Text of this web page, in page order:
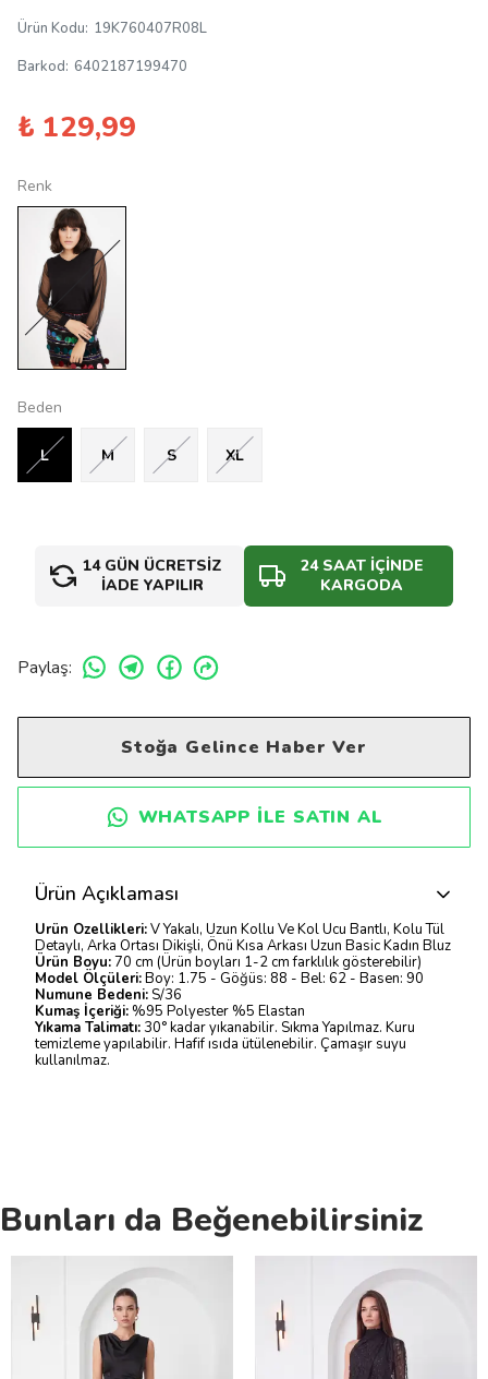
Ürün Kodu: 19K760407R08L
Barkod: 6402187199470
₺ 129,99
Renk
Beden
L M S XL
14 GÜN ÜCRETSİZ
İADE YAPILIR
24 SAAT İÇİNDE
KARGODA
Paylaş:
Stoğa Gelince Haber Ver
WHATSAPP ILE SATIN AL
Ürün Açıklaması
Ürün Özellikleri:V Yakalı, Uzun Kollu Ve Kol Ucu Bantlı, Kolu Tül
Detaylı, Arka Ortası Dikişli, Önü Kısa Arkası Uzun Basic Kadın Bluz
Ürün Boyu:70 cm (Ürün boyları 1-2 cm farklılık gösterebilir)
Model Ölçüleri:Boy: 1.75 - Göğüs: 88 - Bel: 62 - Basen: 90
Numune Bedeni: S/36
Kumaş İçeriği: %95 Polyester %5 Elastan
Yıkama Talimatı:30° kadar yıkanabilir. Sıkma Yapılmaz. Kuru
temizleme yapılabilir. Hafif ısıda ütülenebilir. Çamaşır suyu
kullanılmaz.
Bunları da Beğenebilirsiniz